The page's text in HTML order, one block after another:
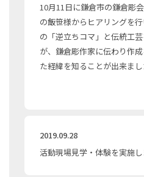
10月11日に鎌倉市の鎌倉彫
の飯笹様からヒアリングを
の「逆立ちコマ」と伝統工
が、鎌倉彫作家に伝わり作
た経緯を知ることが出来まし
2019.09.28
活動現場見学・体験を実施し